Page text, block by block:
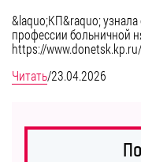
&laquo;КП&raquo;
профессии больничной
https://
Читать/23.04.2026